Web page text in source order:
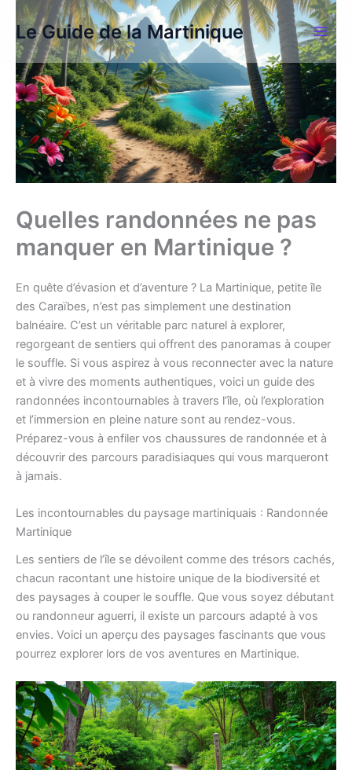
contenu
Le Guide de la Martinique
Quelles randonnées ne pas
manquer en Martinique ?
En quête d’évasion et d’aventure ? La Martinique, petite île
des Caraïbes, n’est pas simplement une destination
balnéaire. C’est un véritable parc naturel à explorer,
regorgeant de sentiers qui offrent des panoramas à couper
le souffle. Si vous aspirez à vous reconnecter avec la nature
et à vivre des moments authentiques, voici un guide des
randonnées incontournables à travers l’île, où l’exploration
et l’immersion en pleine nature sont au rendez-vous.
Préparez-vous à enfiler vos chaussures de randonnée et à
découvrir des parcours paradisiaques qui vous marqueront
à jamais.
Les incontournables du paysage martiniquais : Randonnée
Martinique
Les sentiers de l’île se dévoilent comme des trésors cachés,
chacun racontant une histoire unique de la biodiversité et
des paysages à couper le souffle. Que vous soyez débutant
ou randonneur aguerri, il existe un parcours adapté à vos
envies. Voici un aperçu des paysages fascinants que vous
pourrez explorer lors de vos aventures en Martinique.